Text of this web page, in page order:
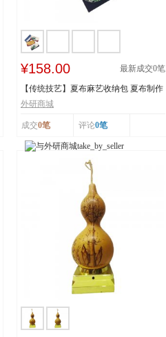
¥158.00 最新成交0笔
【传统技艺】夏布麻艺收纳包 夏布制作
技艺 国家级...
外研商城
成交0笔 评论0笔